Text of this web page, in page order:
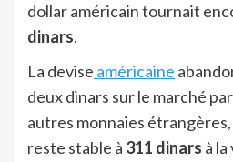
dollar américain tournait
dinars.
La devise américaine
deux dinars sur le marché
autres monnaies
reste stable à 311 dinars à